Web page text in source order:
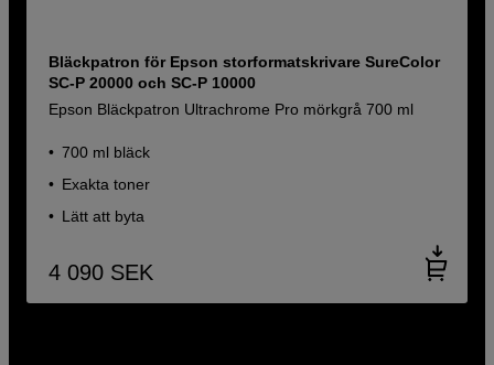
Bläckpatron för Epson storformatskrivare SureColor
SC-P 20000 och SC-P 10000
Epson Bläckpatron Ultrachrome Pro mörkgrå 700 ml
700 ml bläck
Exakta toner
Lätt att byta
4 090 SEK